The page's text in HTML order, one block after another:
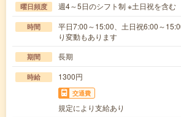
曜日頻度 週4～5日のシフト制 ※土日祝を含む
時間
平日7:00～15:00、土日祝6:00～
り変動もあります
期間 長期
時給 1300円
交通費
規定により支給あり